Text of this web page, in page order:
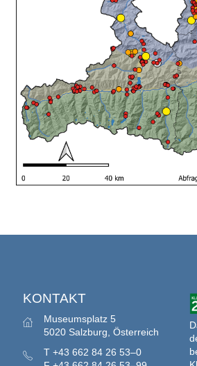
KONTAKT
Museumsplatz 5
5020 Salzburg, Österreich
T +43 662 84 26 53–0